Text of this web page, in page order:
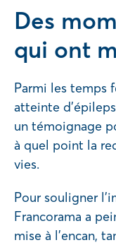
Des
qui ont
Parmi les temps
atteinte
un témoignage
à quel point la
vies.
Pour souligner
Francorama a
mise à l’encan,